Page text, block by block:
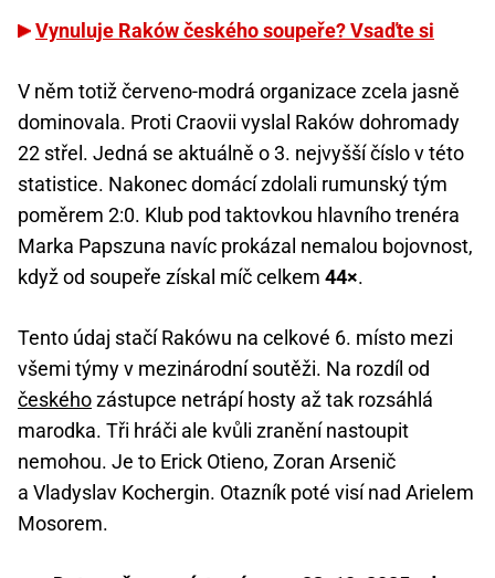
Vynuluje Raków českého soupeře? Vsaďte si
V něm totiž červeno-modrá organizace zcela jasně
dominovala. Proti Craovii vyslal Raków dohromady
22 střel. Jedná se aktuálně o 3. nejvyšší číslo v této
statistice. Nakonec domácí zdolali rumunský tým
poměrem 2:0. Klub pod taktovkou hlavního trenéra
Marka Papszuna navíc prokázal nemalou bojovnost,
když od soupeře získal míč celkem 44×.
Tento údaj stačí Rakówu na celkové 6. místo mezi
všemi týmy v mezinárodní soutěži. Na rozdíl od
českéhozástupce netrápí hosty až tak rozsáhlá
marodka. Tři hráči ale kvůli zranění nastoupit
nemohou. Je to Erick Otieno, Zoran Arsenič
a Vladyslav Kochergin. Otazník poté visí nad Arielem
Mosorem.